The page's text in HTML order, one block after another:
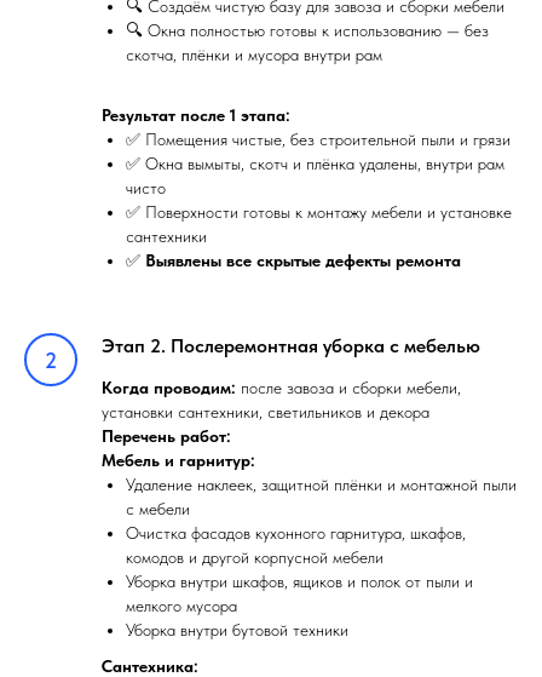
🔍 Создаём чистую базу для завоза и сборки мебели
🔍 Окна полностью готовы к использованию — без
скотча, плёнки и мусора внутри рам
Результат после 1 этапа:
✅ Помещения чистые, без строительной пыли и грязи
✅ Окна вымыты, скотч и плёнка удалены, внутри рам
чисто
✅ Поверхности готовы к монтажу мебели и установке
сантехники
✅ Выявлены все скрытые дефекты ремонта
Этап 2. Послеремонтная уборка с мебелью
Когда проводим: после завоза и сборки мебели,
установки сантехники, светильников и декора
Перечень работ:
Мебель и гарнитур:
Удаление наклеек, защитной плёнки и монтажной пыли
с мебели
Очистка фасадов кухонного гарнитура, шкафов,
комодов и другой корпусной мебели
Уборка внутри шкафов, ящиков и полок от пыли и
мелкого мусора
Уборка внутри бутовой техники
Сантехника: